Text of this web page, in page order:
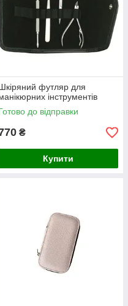
футляр для
інструментів
до відправки
₴
Купити